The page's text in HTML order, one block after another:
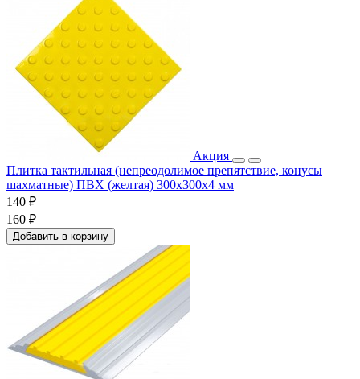
Акция
Плитка тактильная (непреодолимое препятствие, конусы
шахматные) ПВХ (желтая) 300х300х4 мм
140 ₽
160 ₽
Добавить в корзину